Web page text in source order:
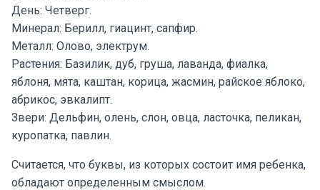
День: Четверг.
Минерал: Берилл, гиацинт, сапфир.
Металл: Олово, электрум.
Растения: Базилик, дуб, груша, лаванда, фиалка,
яблоня, мята, каштан, корица, жасмин, райское яблоко,
абрикос, эвкалипт.
Звери: Дельфин, олень, слон, овца, ласточка, пеликан,
куропатка, павлин.
Считается, что буквы, из которых состоит имя ребенка,
обладают определенным смыслом.